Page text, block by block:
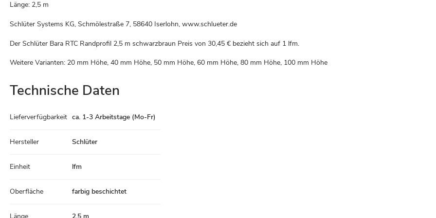
Länge: 2,5 m
Schlüter Systems KG, Schmölestraße 7, 58640 Iserlohn, www.schlueter.de
Der Schlüter Bara RTC Randprofil 2,5 m schwarzbraun Preis von 30,45 € bezieht sich auf 1 lfm.
Weitere Varianten: 20 mm Höhe, 40 mm Höhe, 50 mm Höhe, 60 mm Höhe, 80 mm Höhe, 100 mm Höhe
Technische Daten
Daten
Lieferverfügbarkeit ca. 1-3 Arbeitstage (Mo-Fr)
Hersteller Schlüter
Einheit lfm
Oberfläche farbig beschichtet
Länge 2,5 m